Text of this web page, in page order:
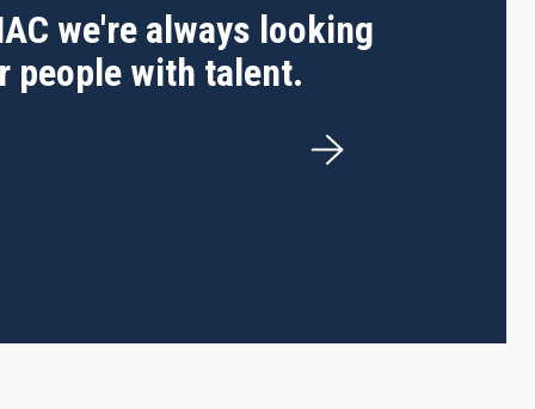
we're always looking
people with talent.